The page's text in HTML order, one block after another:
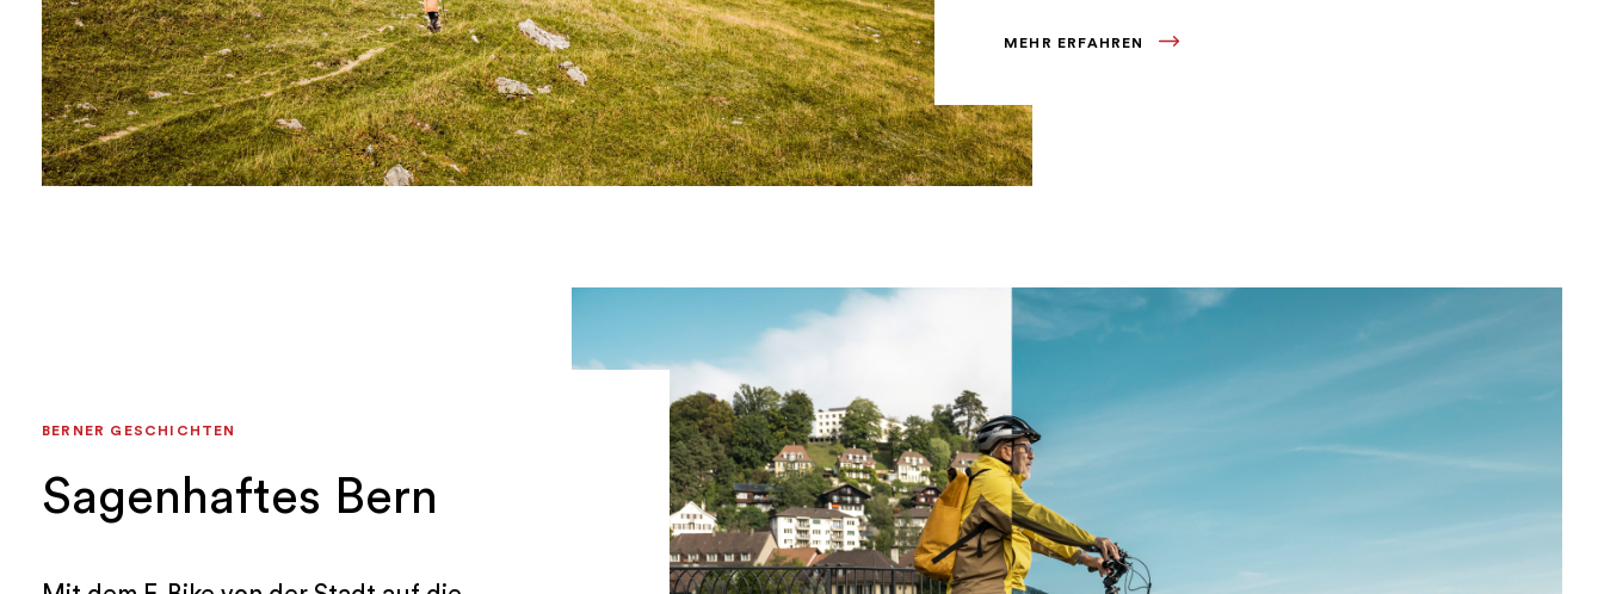
wer auf der familienfreundlichen
Rundwanderung «Alp Birehubel» unterwegs ist,
degustieren.
MEHR ERFAHREN
BERNER GESCHICHTEN
Sagenhaftes Bern